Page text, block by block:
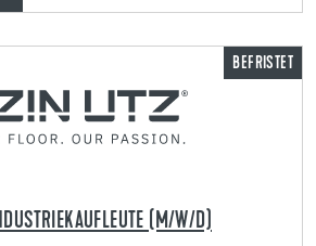
BEFRISTET
(M/W/D)